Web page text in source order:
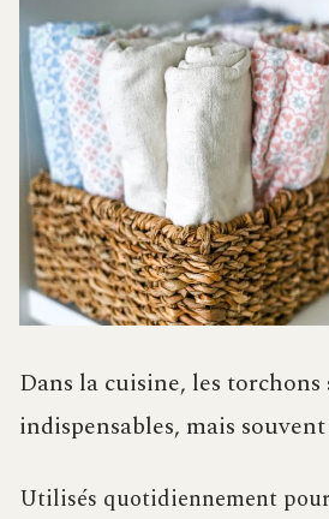
Dans la cuisine, les torchons
indispensables, mais
Utilisés quotidiennement